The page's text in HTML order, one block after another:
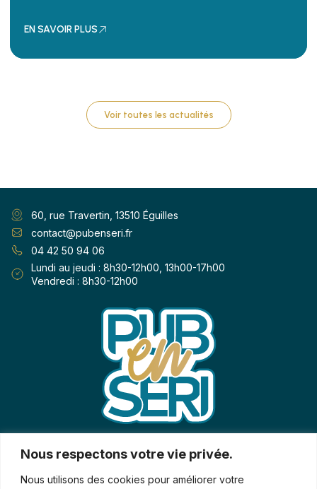
Nous respectons votre vie privée.
Nous utilisons des cookies pour améliorer votre
EN SAVOIR PLUS
Voir toutes les actualités
60, rue Travertin, 13510 Éguilles
contact@pubenseri.fr
04 42 50 94 06
Lundi au jeudi : 8h30-12h00, 13h00-17h00
Vendredi : 8h30-12h00
Nos produits
Signalétique
Qui sommes-nous ?
Contact